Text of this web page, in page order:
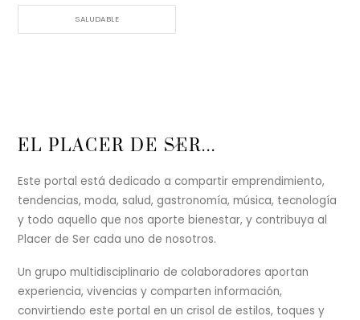
SALUDABLE
Back
Top
EL PLACER DE SER...
Este portal está dedicado a compartir emprendimiento,
tendencias, moda, salud, gastronomía, música, tecnología
y todo aquello que nos aporte bienestar, y contribuya al
Placer de Ser cada uno de nosotros.
Un grupo multidisciplinario de colaboradores aportan
experiencia, vivencias y comparten información,
convirtiendo este portal en un crisol de estilos, toques y